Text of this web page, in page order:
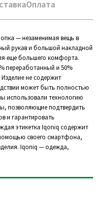
Оплата
— незаменимая вещь в
рукав и большой накладной
еще большего комфорта.
переработанный и 50%
не содержит
может быть полностью
использовали технологию
позволяющие подтвердить
и гарантировать
этикетка Iqoniq содержит
своего смартфона,
Iqoniq — одежда,